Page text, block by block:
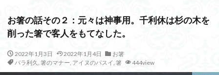
お箸の話その２：元々は神事用。千利休は杉の木を
削った箸で客人をもてなした。
2022年1月3日 2022年1月4日
お箸
バラ利久, 箸のマナー, アイヌのパスイ, 箸 444view